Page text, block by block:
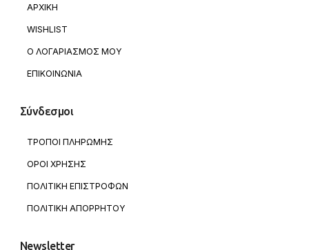
ΑΡΧΙΚΗ
WISHLIST
Ο ΛΟΓΑΡΙΑΣΜΟΣ ΜΟΥ
ΕΠΙΚΟΙΝΩΝΙΑ
Σύνδεσμοι
ΤΡΟΠΟΙ ΠΛΗΡΩΜΗΣ
ΟΡΟΙ ΧΡΗΣΗΣ
ΠΟΛΙΤΙΚΗ ΕΠΙΣΤΡΟΦΩΝ
ΠΟΛΙΤΙΚΗ ΑΠΟΡΡΗΤΟΥ
Newsletter